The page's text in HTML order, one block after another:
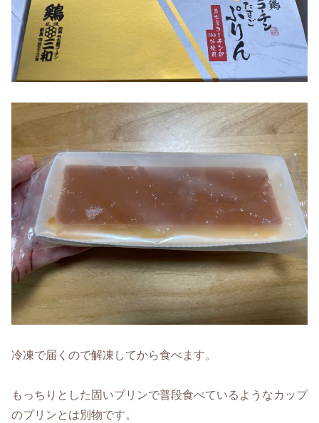
冷凍で届くので解凍してから食べます。
もっちりとした固いプリンで普段食べているようなカップ
のプリンとは別物です。